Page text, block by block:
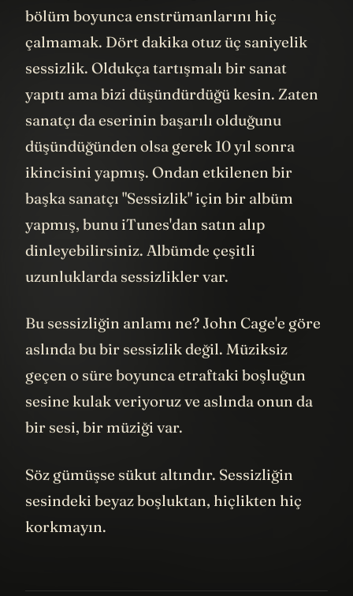
bölüm boyunca enstrümanlarını hiç
çalmamak. Dört dakika otuz üç saniyelik
sessizlik. Oldukça tartışmalı bir sanat
yapıtı ama bizi düşündürdüğü kesin. Zaten
sanatçı da eserinin başarılı olduğunu
düşündüğünden olsa gerek 10 yıl sonra
ikincisini yapmış. Ondan etkilenen bir
başka sanatçı "Sessizlik" için bir albüm
yapmış, bunu iTunes'dan satın alıp
dinleyebilirsiniz. Albümde çeşitli
uzunluklarda sessizlikler var.
Bu sessizliğin anlamı ne? John Cage'e göre
aslında bu bir sessizlik değil. Müziksiz
geçen o süre boyunca etraftaki boşluğun
sesine kulak veriyoruz ve aslında onun da
bir sesi, bir müziği var.
Söz gümüşse sükut altındır. Sessizliğin
sesindeki beyaz boşluktan, hiçlikten hiç
korkmayın.